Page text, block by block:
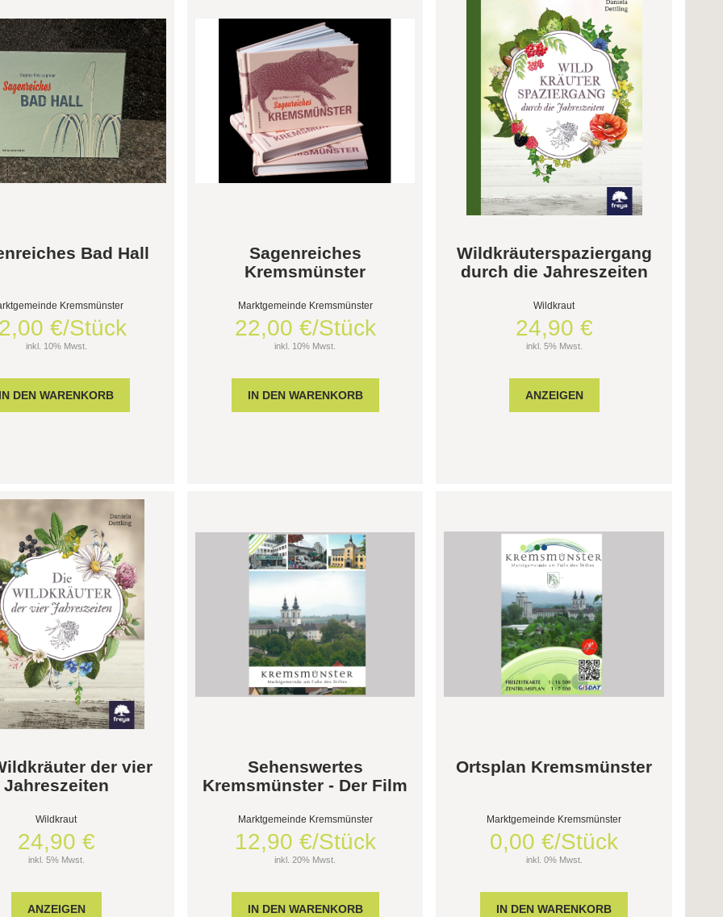
Bad Hall
Kremsmünster
€/Stück
inkl. 10% Mwst.
Sagenreiches
Kremsmünster
Marktgemeinde Kremsmünster
22,00 €/Stück
inkl. 10% Mwst.
Wildkräuterspaziergang
durch die Jahreszeiten
Wildkraut
24,90 €
inkl. 5% Mwst.
ANZEIGEN
der vier
Jahreszeiten
Wildkraut
24,90 €
inkl. 5% Mwst.
ANZEIGEN
Sehenswertes
Kremsmünster - Der Film
Marktgemeinde Kremsmünster
12,90 €/Stück
inkl. 20% Mwst.
Ortsplan Kremsmünster
Marktgemeinde Kremsmünster
0,00 €/Stück
inkl. 0% Mwst.